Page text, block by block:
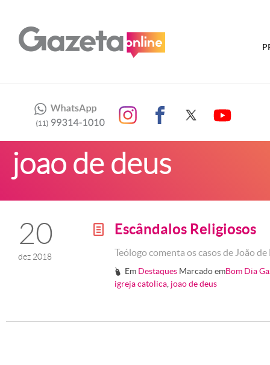
joao de deus
20
dez 2018
g Escândalos Religiosos
Teólogo comenta os casos de João
# Em Destaques Marcado emBom Dia
igreja catolica joao de deus